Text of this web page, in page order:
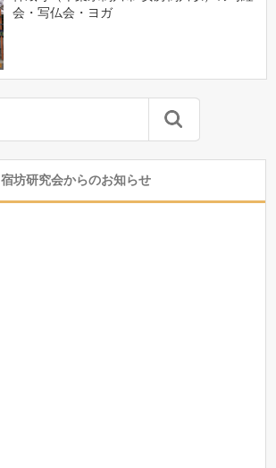
会・写仏会・ヨガ
宿坊研究会からのお知らせ